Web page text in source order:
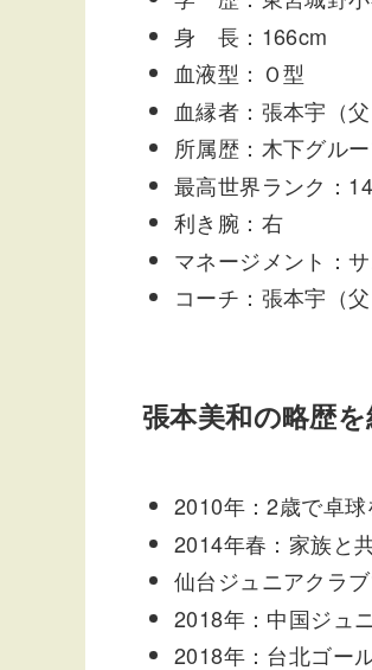
身 長：166cm
血液型：Ｏ型
血縁者：張本宇（
所属歴：木下グル
最高世界ランク：
利き腕：右
マネージメント：
コーチ：張本宇（父
張本美和の略歴
2010年：2歳で卓球
2014年春：家族と
仙台ジュニアクラブ
2018年：中国ジュ
2018年：台北ゴー